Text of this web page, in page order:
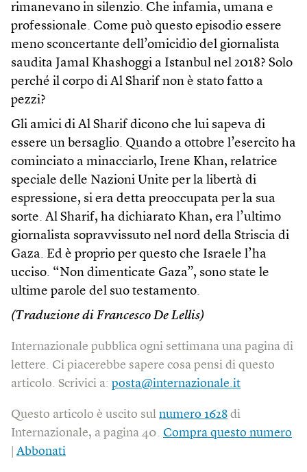
rimanevano in silenzio. Che infamia, umana e
professionale. Come può questo episodio essere
meno sconcertante dell’omicidio del giornalista
saudita Jamal Khashoggi a Istanbul nel 2018? Solo
perché il corpo di Al Sharif non è stato fatto a
pezzi?
Gli amici di Al Sharif dicono che lui sapeva di
essere un bersaglio. Quando a ottobre l’esercito ha
cominciato a minacciarlo, Irene Khan, relatrice
speciale delle Nazioni Unite per la libertà di
espressione, si era detta preoccupata per la sua
sorte. Al Sharif, ha dichiarato Khan, era l’ultimo
giornalista sopravvissuto nel nord della Striscia di
Gaza. Ed è proprio per questo che Israele l’ha
ucciso. “Non dimenticate Gaza”, sono state le
ultime parole del suo testamento. ​
(Traduzione di Francesco De Lellis)
Internazionale pubblica ogni settimana una pagina di
lettere. Ci piacerebbe sapere cosa pensi di questo
articolo. Scrivici a: posta@internazionale.it
Questo articolo è uscito sul numero 1628 di
Internazionale, a pagina 40. Compra questo numero
Abbonati